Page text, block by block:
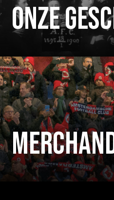
ONZE